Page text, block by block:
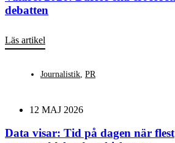
debatten
Läs artikel
Journalistik PR
12 MAJ 2026
Data visar: Tid på dagen när flest